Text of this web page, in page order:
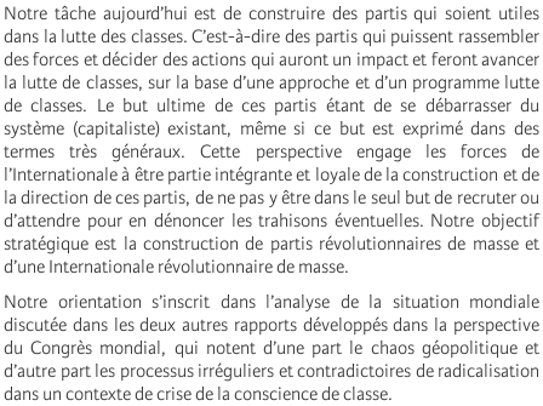
Notre tâche aujourd’hui est de construire des partis qui soient utiles
dans la lutte des classes. C’est-à-dire des partis qui puissent rassembler
des forces et décider des actions qui auront un impact et feront avancer
la lutte de classes, sur la base d’une approche et d’un programme lutte
de classes. Le but ultime de ces partis étant de se débarrasser du
système (capitaliste) existant, même si ce but est exprimé dans des
termes très généraux. Cette perspective engage les forces de
l’Internationale à être partie intégrante et loyale de la construction et de
la direction de ces partis, de ne pas y être dans le seul but de recruter ou
d’attendre pour en dénoncer les trahisons éventuelles. Notre objectif
stratégique est la construction de partis révolutionnaires de masse et
d’une Internationale révolutionnaire de masse.
Notre orientation s’inscrit dans l’analyse de la situation mondiale
discutée dans les deux autres rapports développés dans la perspective
du Congrès mondial, qui notent d’une part le chaos géopolitique et
d’autre part les processus irréguliers et contradictoires de radicalisation
dans un contexte de crise de la conscience de classe.